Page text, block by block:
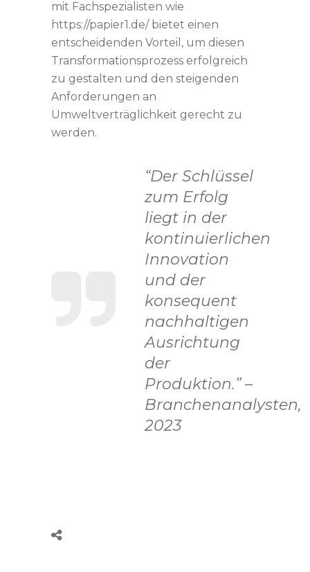
mit Fachspezialisten wie
https://papier1.de/ bietet einen
entscheidenden Vorteil, um diesen
Transformationsprozess erfolgreich
zu gestalten und den steigenden
Anforderungen an
Umweltverträglichkeit gerecht zu
werden.
“Der Schlüssel
zum Erfolg
liegt in der
kontinuierlichen
Innovation
und der
konsequent
nachhaltigen
Ausrichtung
der
Produktion.” –
Branchenanalysten,
2023